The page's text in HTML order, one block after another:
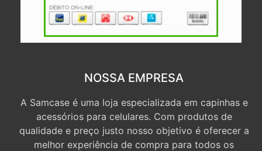
NOSSA EMPRESA
A Samcase é uma loja especializada em capinhas e
acessórios para celulares. Com produtos de
qualidade e preço justo nosso objetivo é oferecer a
melhor experiência de compra para todos os